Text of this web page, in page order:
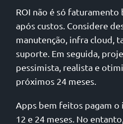
ROI não é só faturamento
após custos. Considere
manutenção, infra cloud,
suporte. Em seguida,
pessimista, realista e
próximos 24 meses.
Apps bem feitos pagam
12 e 24 meses. No